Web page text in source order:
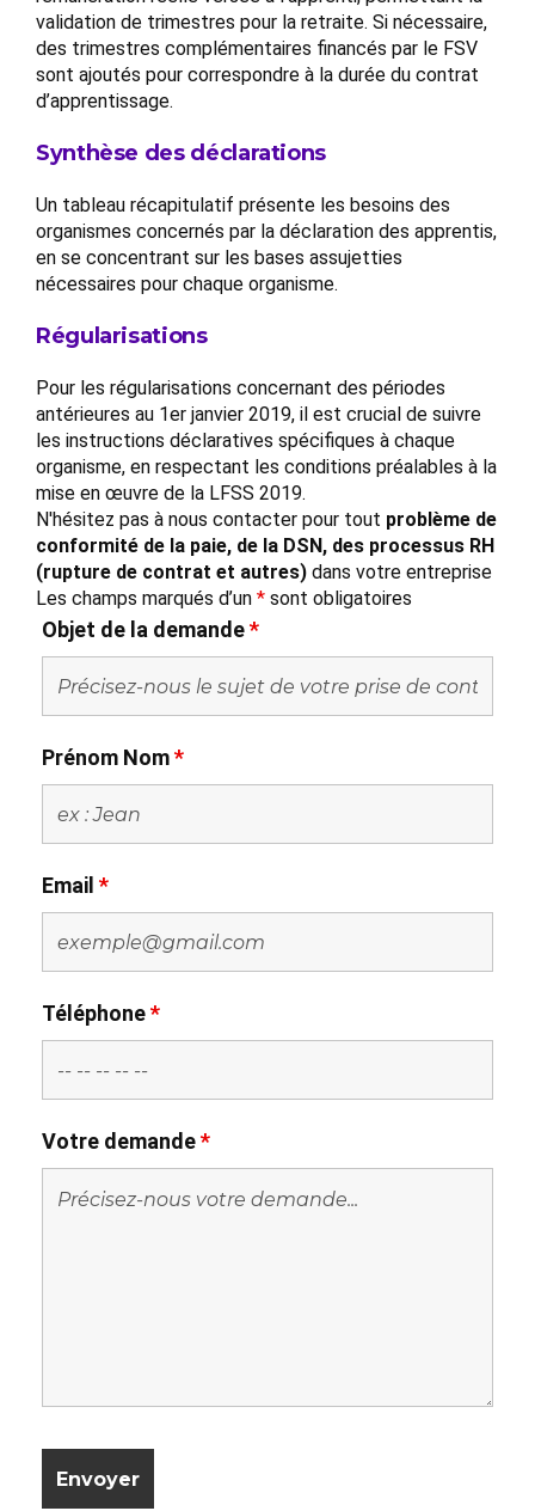
validation de trimestres pour la retraite. Si nécessaire,
des trimestres complémentaires financés par le FSV
sont ajoutés pour correspondre à la durée du contrat
d’apprentissage.
Synthèse des déclarations
Un tableau récapitulatif présente les besoins des
organismes concernés par la déclaration des apprentis,
en se concentrant sur les bases assujetties
nécessaires pour chaque organisme.
Régularisations
Pour les régularisations concernant des périodes
antérieures au 1er janvier 2019, il est crucial de suivre
les instructions déclaratives spécifiques à chaque
organisme, en respectant les conditions préalables à la
mise en œuvre de la LFSS 2019.
N'hésitez pas à nous contacter pour tout problème de
conformité de la paie, de la DSN, des processus RH
(rupture de contrat et autres) dans votre entreprise
Les champs marqués d’un * sont obligatoires
Objet de la demande*
Prénom Nom*
Email *
Téléphone*
Votre demande*